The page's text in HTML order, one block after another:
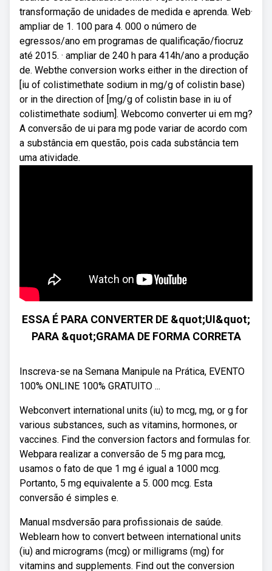
transformação de unidades de medida e aprenda. Web·
ampliar de 1. 100 para 4. 000 o número de
egressos/ano em programas de qualificação/fiocruz
até 2015. · ampliar de 240 h para 414h/ano a produção
de. Webthe conversion works either in the direction of
[iu of colistimethate sodium in mg/g of colistin base)
or in the direction of [mg/g of colistin base in iu of
colistimethate sodium]. Webcomo converter ui em mg?
A conversão de ui para mg pode variar de acordo com
a substância em questão, pois cada substância tem
uma atividade.
ESSA É PARA CONVERTER DE &quot;UI&quot;
PARA &quot;GRAMA DE FORMA CORRETA
Inscreva-se na Semana Manipule na Prática, EVENTO
100% ONLINE 100% GRATUITO ...
Webconvert international units (iu) to mcg, mg, or g for
various substances, such as vitamins, hormones, or
vaccines. Find the conversion factors and formulas for.
Webpara realizar a conversão de 5 mg para mcg,
usamos o fato de que 1 mg é igual a 1000 mcg.
Portanto, 5 mg equivalente a 5. 000 mcg. Esta
conversão é simples e.
Manual msdversão para profissionais de saúde.
Weblearn how to convert between international units
(iu) and micrograms (mcg) or milligrams (mg) for
vitamins and supplements. Find out the conversion